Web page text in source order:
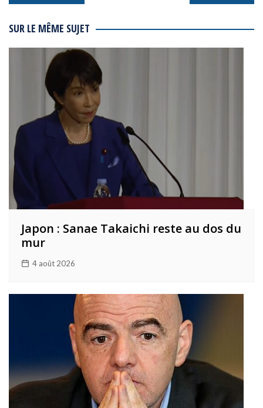
de
l’article
SUR LE MÊME SUJET
Japon : Sanae Takaichi reste au dos du
mur
4 août 2026